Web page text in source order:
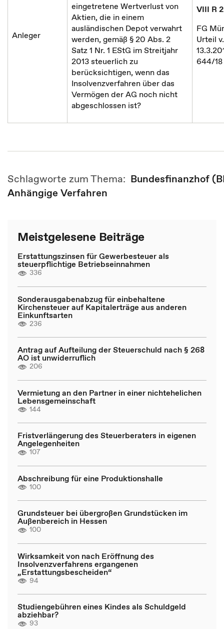
Anleger
eingetretene Wertverlust von
Aktien, die in einem
ausländischen Depot verwahrt
werden, gemäß § 20 Abs. 2
Satz 1 Nr. 1 EStG im Streitjahr
2013 steuerlich zu
berücksichtigen, wenn das
Insolvenzverfahren über das
Vermögen der AG noch nicht
abgeschlossen ist?
VIII R
FG
Urteil v.
644/18
Schlagworte zum Thema: Bundesfinanzhof
Anhängige Verfahren
Meistgelesene Beiträge
Erstattungszinsen für Gewerbesteuer als
steuerpflichtige Betriebseinnahmen
336
Sonderausgabenabzug für einbehaltene
Kirchensteuer auf Kapitalerträge aus anderen
Einkunftsarten
236
Antrag auf Aufteilung der Steuerschuld nach § 268
AO ist unwiderruflich
206
Vermietung an den Partner in einer nichtehelichen
Lebensgemeinschaft
144
Fristverlängerung des Steuerberaters in eigenen
Angelegenheiten
107
Abschreibung für eine Produktionshalle
100
Grundsteuer bei übergroßen Grundstücken im
Außenbereich in Hessen
100
Wirksamkeit von nach Eröffnung des
Insolvenzverfahrens ergangenen
„Erstattungsbescheiden“
94
Studiengebühren eines Kindes als Schuldgeld
abziehbar?
93